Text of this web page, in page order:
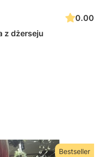
0.00
RIANI Bluza/kurtka/marynarka z dżerseju
Bestseller